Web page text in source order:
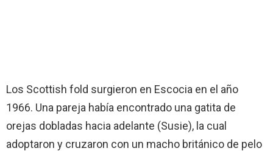
Los Scottish fold surgieron en Escocia en el año
1966. Una pareja había encontrado una gatita de
orejas dobladas hacia adelante (Susie), la cual
adoptaron y cruzaron con un macho británico de pelo